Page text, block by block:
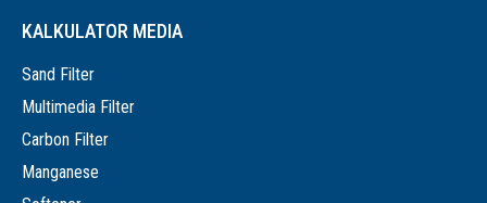
KALKULATOR MEDIA
Sand Filter
Multimedia Filter
Carbon Filter
Manganese